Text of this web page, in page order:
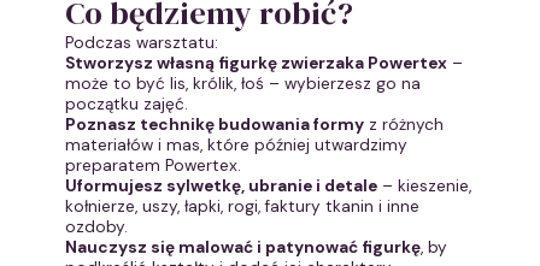
Co będziemy robić?
Podczas warsztatu:
Stworzysz własną figurkę zwierzaka Powertex–
może to być lis, królik, łoś – wybierzesz go na
początku zajęć.
Poznasz technikę budowania formyz różnych
materiałów i mas, które później utwardzimy
preparatem Powertex.
Uformujesz sylwetkę, ubranie i detale– kieszenie,
kołnierze, uszy, łapki, rogi, faktury tkanin i inne
ozdoby.
Nauczysz się malować i patynować figurkę, by